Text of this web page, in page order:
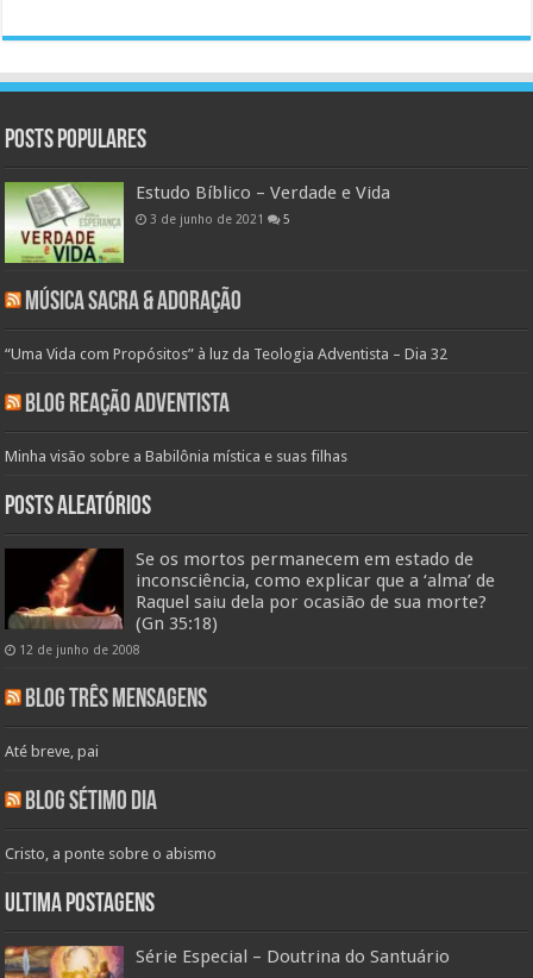
Posts populares
Estudo Bíblico – Verdade e Vida
3 de junho de 2021 5
Música Sacra & Adoração
“Uma Vida com Propósitos” à luz da Teologia Adventista – Dia 32
Blog Reação Adventista
Minha visão sobre a Babilônia mística e suas filhas
Posts aleatórios
Se os mortos permanecem em estado de
inconsciência, como explicar que a ‘alma’ de
Raquel saiu dela por ocasião de sua morte?
(Gn 35:18)
12 de junho de 2008
Blog Três Mensagens
Até breve, pai
Blog Sétimo Dia
Cristo, a ponte sobre o abismo
Ultima Postagens
Série Especial – Doutrina do Santuário